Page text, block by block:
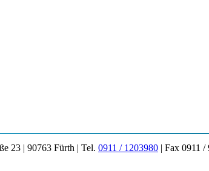
23 | 90763 Fürth | Tel. 0911 / 1203980 | Fax 0911 /